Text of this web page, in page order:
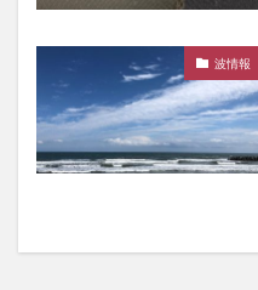
波情報